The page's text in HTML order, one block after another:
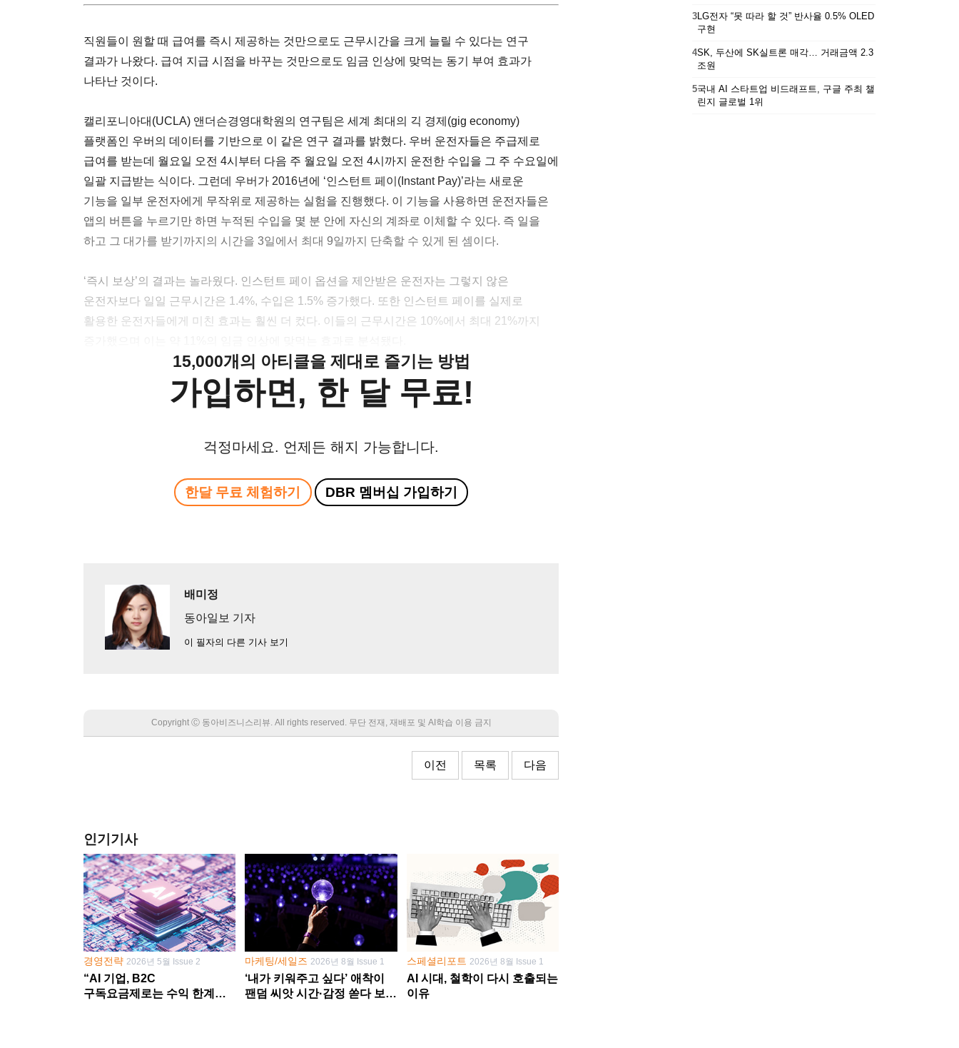
직원들이 원할 때 급여를 즉시 제공하는 것만으로도 근무시간을 크게 늘릴 수 있다는 연구
결과가 나왔다. 급여 지급 시점을 바꾸는 것만으로도 임금 인상에 맞먹는 동기 부여 효과가
나타난 것이다.
캘리포니아대(UCLA) 앤더슨경영대학원의 연구팀은 세계 최대의 긱 경제(gig economy)
플랫폼인 우버의 데이터를 기반으로 이 같은 연구 결과를 밝혔다. 우버 운전자들은 주급제로
급여를 받는데 월요일 오전 4시부터 다음 주 월요일 오전 4시까지 운전한 수입을 그 주 수요일에
일괄 지급받는 식이다. 그런데 우버가 2016년에 ‘인스턴트 페이(Instant Pay)’라는 새로운
기능을 일부 운전자에게 무작위로 제공하는 실험을 진행했다. 이 기능을 사용하면 운전자들은
앱의 버튼을 누르기만 하면 누적된 수입을 몇 분 안에 자신의 계좌로 이체할 수 있다. 즉 일을
하고 그 대가를 받기까지의 시간을 3일에서 최대 9일까지 단축할 수 있게 된 셈이다.
‘즉시 보상’의 결과는 놀라웠다. 인스턴트 페이 옵션을 제안받은 운전자는 그렇지 않은
운전자보다 일일 근무시간은 1.4%, 수입은 1.5% 증가했다. 또한 인스턴트 페이를 실제로
활용한 운전자들에게 미친 효과는 훨씬 더 컸다. 이들의 근무시간은 10%에서 최대 21%까지
15,000개의 아티클을 제대로 즐기는 방법
가입하면, 한 달 무료!
걱정마세요. 언제든 해지 가능합니다.
한달 무료 체험하기 DBR 멤버십 가입하기
배미정
동아일보 기자
이 필자의 다른 기사 보기
Copyright Ⓒ 동아비즈니스리뷰. All rights reserved. 무단 전재, 재배포 및 AI학습 이용 금지
이전 목록 다음
인기기사
경영전략 2026년 5월 Issue 2
“AI 기업, B2C
구독요금제로는 수익 한계
마케팅/세일즈 2026년 8월 Issue 1
‘내가 키워주고 싶다’ 애착이
팬덤 씨앗 시간·감정 쏟다 보면
스페셜리포트 2026년 8월 Issue 1
AI 시대, 철학이 다시 호출되는
이유
3LG전자 “못 따라 할 것” 반사율 0.5% OLED
구현
4SK, 두산에 SK실트론 매각… 거래금액 2.3
조원
5국내 AI 스타트업 비드래프트, 구글 주최 챌
린지 글로벌 1위